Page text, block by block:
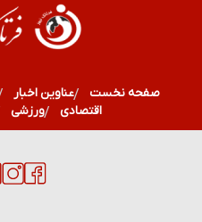
صفحه نخست عناوین اخبار
اقتصادی
ورزشی